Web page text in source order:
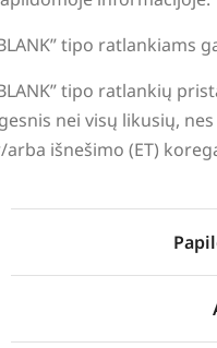
tipo ratlankiams
tipo ratlankių
nei visų likusių,
arba išnešimo (ET)